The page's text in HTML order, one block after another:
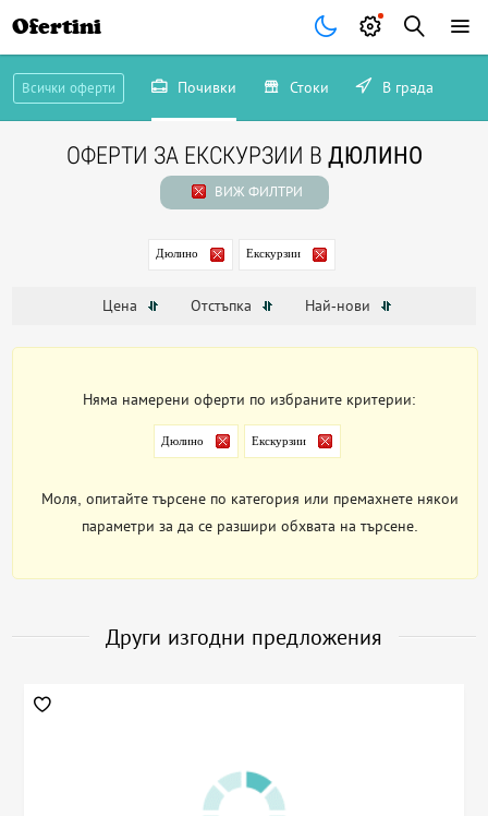
Ofertini
Всички оферти Почивки Стоки В града
ОФЕРТИ ЗА ЕКСКУРЗИИ В ДЮЛИНО
ВИЖ ФИЛТРИ
Дюлино Екскурзии
Цена Отстъпка Най-нови
Няма намерени оферти по избраните критерии:
Дюлино Екскурзии
Моля, опитайте търсене по категория или премахнете някои
параметри за да се разшири обхвата на търсене.
Други изгодни предложения